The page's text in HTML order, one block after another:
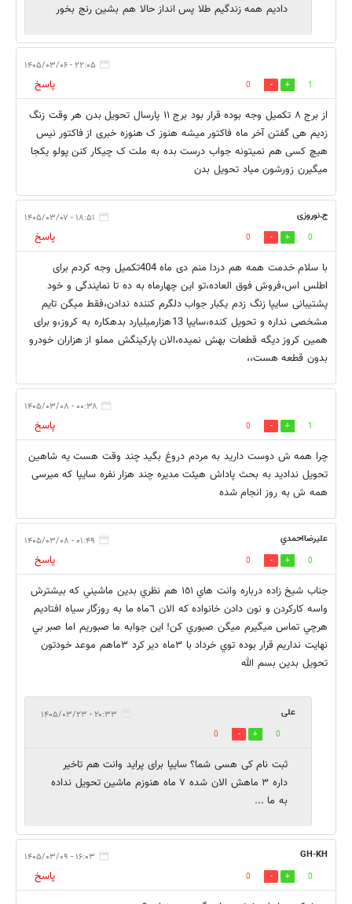
دادیم همه زندگیم طلا پس انداز حالا هم بشین رنج بخور
۲۲:۰۵ - ۱۴۰۵/۰۳/۰۶
1
0
پاسخ
از برج ۸ تکمیل وجه بوده قرار بود برج ۱۱ پارسال تحویل بدن هر وقت زنگ
زدیم هی گفتن آخر ماه فاکتور میشه هنوز ک هنوزه خبری از فاکتور نیس
هیچ کسی هم نمیتونه جواب درست بده به ملت ک چیکار کنن پولو یکجا
میگیرن زورشون میاد تحویل بدن
ج.نوروزی ۱۸:۵۱ - ۱۴۰۵/۰۳/۰۷
0
0
پاسخ
با سلام خدمت همه هم دردا منم دی ماه 404تکمیل وجه کردم برای
اطلس اس،فروش فوق العاده،تو این چهارماه به ده تا نمایندگی و خود
پشتیبانی سایپا زنگ زدم یکبار جواب دلگرم کننده ندادن،فقط میگن تایم
مشخصی نداره و تحویل کنده،سایپا 13هزارمیلیارد بدهکاره به کروز،و برای
همین کروز دیگه قطعات بهش نمیده،الان پارکینگش مملو از هزاران خودرو
بدون قطعه هست،،
۰۰:۳۸ - ۱۴۰۵/۰۳/۰۸
1
0
پاسخ
چرا همه ش دوست دارید به مردم دروغ بگید چند وقت هست یه شاهین
تحویل ندادید به بحث پاداش هیئت مدیره چند هزار نفره سایپا که میرسی
همه ش به روز انجام شده
عليرضااحمدي ۰۱:۴۹ - ۱۴۰۵/۰۳/۰۸
0
0
پاسخ
جناب شيخ زاده درباره وانت هاي ١٥١ هم نظري بدين ماشيني كه بيشترش
واسه كاركردن و نون دادن خانواده كه الان ٦ماه ما به روزگار سياه افتاديم
هرچي تماس ميگيرم ميگن صبوري كن! اين جوابه ما صبوريم اما صبر بي
نهايت نداريم قرار بوده توي خرداد با ٣ماه دير كرد ٣ماهم موعد خودتون
تحويل بدين بسم الله
علی ۲۰:۳۳ - ۱۴۰۵/۰۳/۲۳
0
0
ثبت نام کی هسی شما؟ سایپا برای پراید وانت هم تاخیر
داره ۳ ماهش الان شده ۷ ماه هنوزم ماشین تحویل نداده
به ما ...
GH-KH ۱۶:۰۳ - ۱۴۰۵/۰۳/۰۹
0
0
پاسخ